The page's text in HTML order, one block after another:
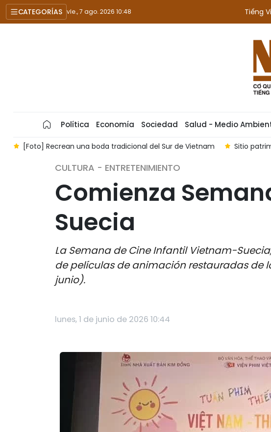
CATEGORÍAS vie., 7 ago. 2026 10:48 Tiếng
Política Economía Sociedad Salud - Medio
[Foto] Recrean una boda tradicional del Sur de Vietnam Sitio
CULTURA - ENTRETENIMIENTO
Comienza
Suecia
La Semana de Cine Infantil Vietnam-
de películas de animación restauradas de
junio).
lunes, 1 de junio de 2026 10:44